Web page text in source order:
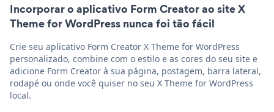
Incorporar o aplicativo Form Creator ao site X
Theme for WordPress nunca foi tão fácil
Crie seu aplicativo Form Creator X Theme for WordPress
personalizado, combine com o estilo e as cores do seu site e
adicione Form Creator à sua página, postagem, barra lateral,
rodapé ou onde você quiser no seu X Theme for WordPress
local.